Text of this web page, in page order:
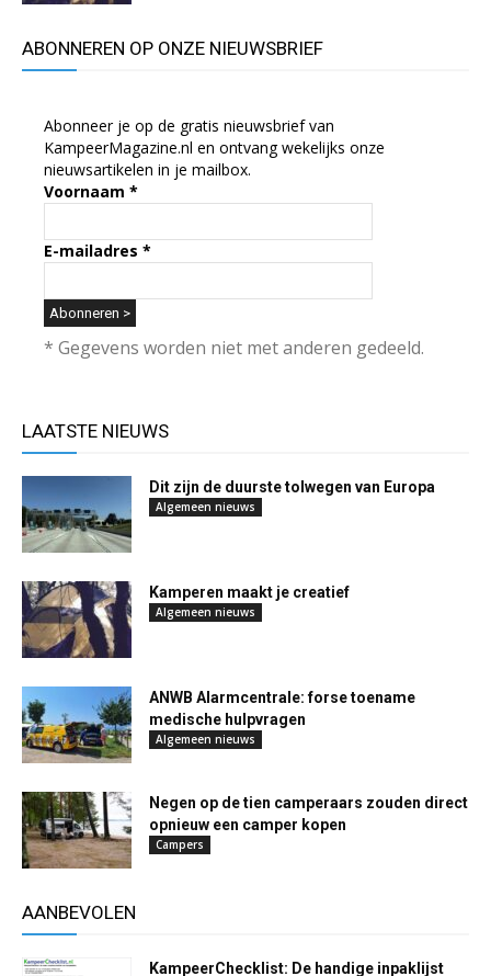
ABONNEREN OP ONZE NIEUWSBRIEF
Abonneer je op de gratis nieuwsbrief van
KampeerMagazine.nl en ontvang wekelijks onze
nieuwsartikelen in je mailbox.
Voornaam *
E-mailadres *
* Gegevens worden niet met anderen gedeeld.
LAATSTE NIEUWS
Dit zijn de duurste tolwegen van Europa
Algemeen nieuws
Kamperen maakt je creatief
Algemeen nieuws
ANWB Alarmcentrale: forse toename
medische hulpvragen
Algemeen nieuws
Negen op de tien camperaars zouden direct
opnieuw een camper kopen
Campers
AANBEVOLEN
KampeerChecklist: De handige inpaklijst